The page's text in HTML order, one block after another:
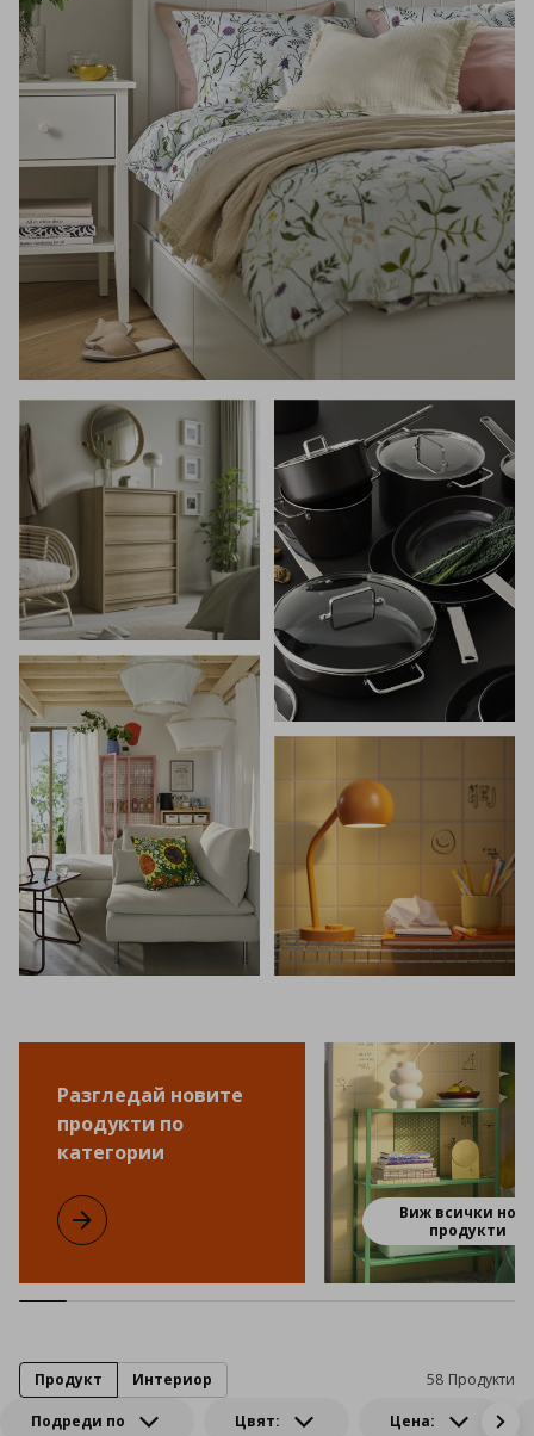
Разгледай новите
продукти по
категории
Разгледай новите продукти по категории
Виж всички
продукти
Подреди по Цвят: Цена:
58 Продукти
Продукт Интериор